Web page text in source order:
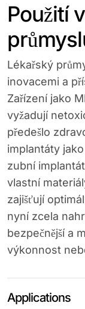
Použití
Lékařský
inovacemi a
Zařízení jako
vyžadují
předešlo
implantáty
zubní
vlastní
zajišťují
nyní zcela
bezpečnější a
výkonnost
Applications